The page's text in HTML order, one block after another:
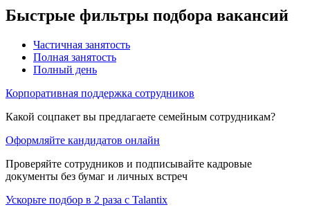
Быстрые фильтры подбора вакансий
Частичная занятость
Полная занятость
Полный день
Корпоративная поддержка сотрудников
Какой соцпакет вы предлагаете семейным сотрудникам?
Оформляйте кандидатов онлайн
Проверяйте сотрудников и подписывайте кадровые
документы без бумаг и личных встреч
Ускорьте подбор в 2 раза с Talantix